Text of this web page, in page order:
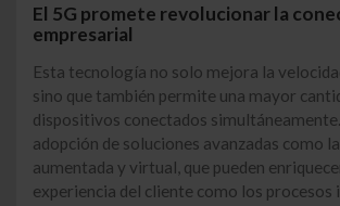
El 5G promete revolucionar la
empresarial
Esta tecnología no solo mejora la
sino que también permite una mayor
dispositivos conectados
adopción de soluciones avanzadas como
aumentada y virtual, que pueden
experiencia del cliente como los procesos